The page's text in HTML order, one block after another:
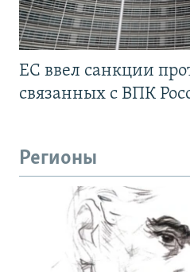
ЕС ввел санкции
связанных с ВПК
Регионы